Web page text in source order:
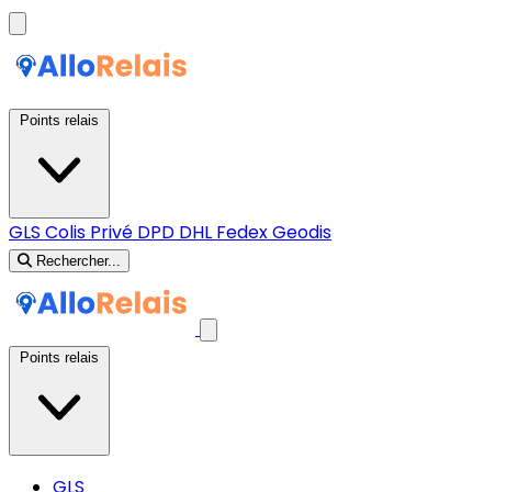
GLS Colis Privé DPD DHL FedexGeodis
Rechercher...